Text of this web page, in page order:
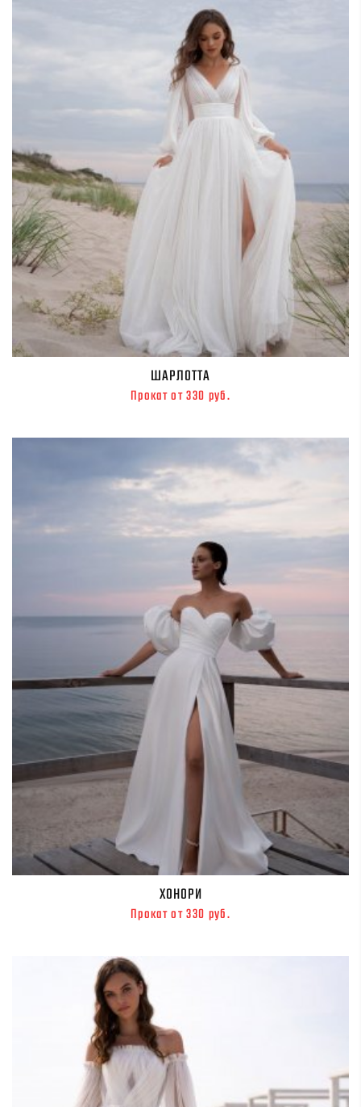
ШАРЛОТТА
Прокат от 330 руб.
ХОНОРИ
Прокат от 330 руб.